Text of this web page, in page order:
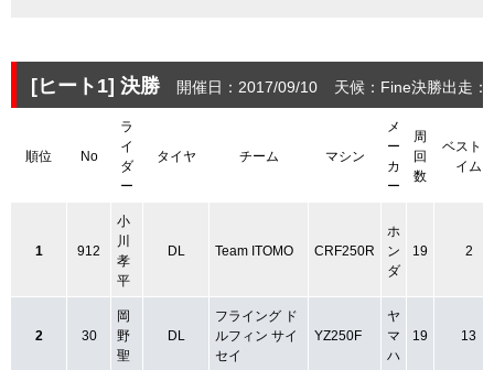
[ヒート1] 決勝 開催日：2017/09/10 天候：Fine決勝出走：
順位 No
ラ
イ
ダ
ー
タイヤ チーム マシン
メ
ー
カ
ー
周
回
数
ベストタ
イム
1 912
小
川
孝
平
DL Team ITOMO CRF250R
ホ
ン
ダ
19 2
2 30
岡
野
聖
DL
フライング ド
ルフィン サイ
セイ
YZ250F
ヤ
マ
ハ
19 13